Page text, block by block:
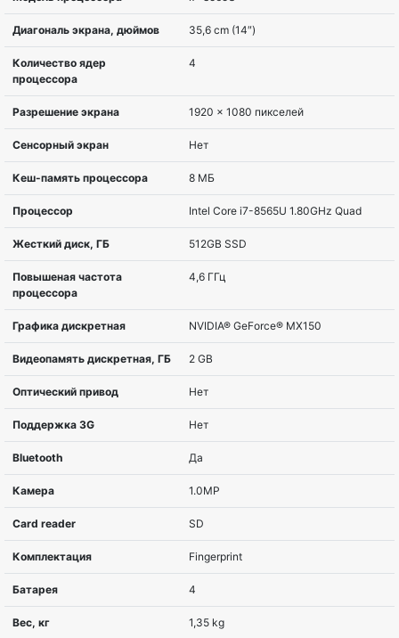
Серия Swift
Тактовая частота
процессора
Семейство процессоров
поколения
Модель процессора
Диагональ экрана, дюймов
Количество ядер
процессора
4